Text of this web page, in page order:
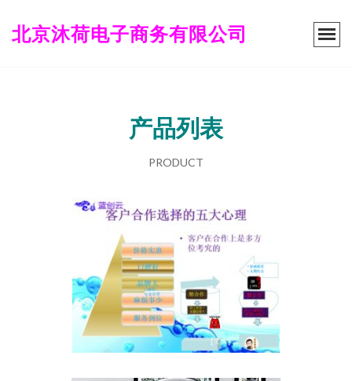
北京沐荷电子商务有限公司
产品列表
PRODUCT